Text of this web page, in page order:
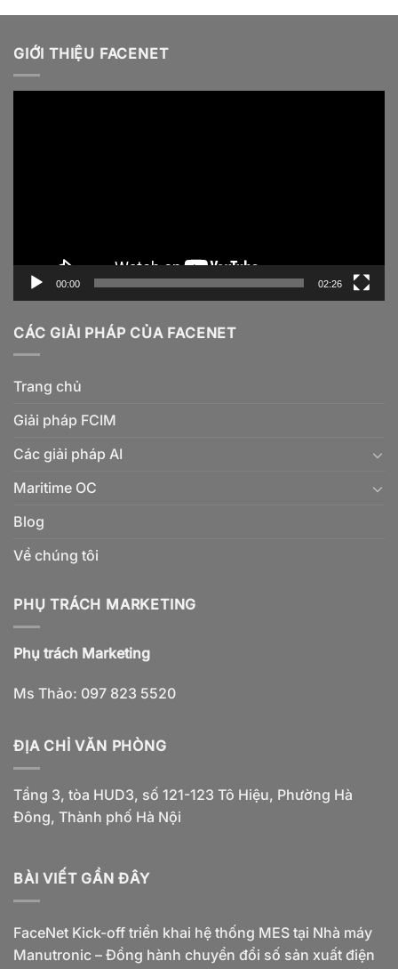
GIỚI THIỆU FACENET
00:00 02:26
CÁC GIẢI PHÁP CỦA FACENET
Trang chủ
Giải pháp FCIM
Các giải pháp AI
Maritime OC
Blog
Về chúng tôi
PHỤ TRÁCH MARKETING
Phụ trách Marketing
Ms Thảo: 097 823 5520
ĐỊA CHỈ VĂN PHÒNG
Tầng 3, tòa HUD3, số 121-123 Tô Hiệu, Phường Hà
Đông, Thành phố Hà Nội
BÀI VIẾT GẦN ĐÂY
FaceNet Kick-off triển khai hệ thống MES tại Nhà máy
Manutronic – Đồng hành chuyển đổi số sản xuất điện